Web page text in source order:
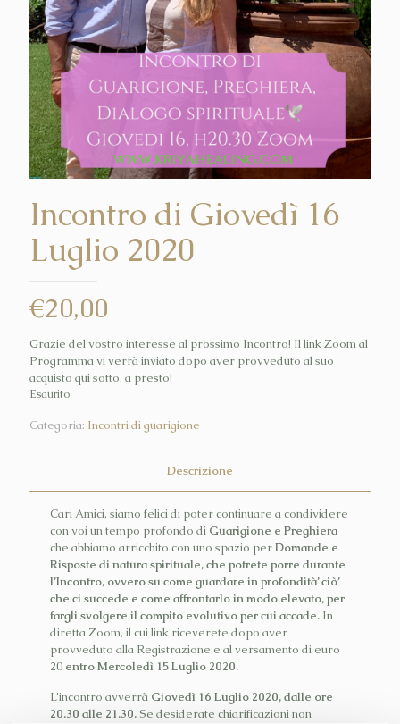
Incontro di Giovedì 16
Luglio 2020
€20,00
Grazie del vostro interesse al prossimo Incontro! Il link Zoom al
Programma vi verrà inviato dopo aver provveduto al suo
acquisto qui sotto, a presto!
Esaurito
Categoria: Incontri di guarigione
Descrizione
Cari Amici, siamo felici di poter continuare a condividere
con voi un tempo profondo di Guarigione e Preghiera
che abbiamo arricchito con uno spazio perDomande e
Risposte di natura spirituale, che potrete porre durante
l’Incontro, ovvero su come guardare in profondità’ ciò’
che ci succede e come affrontarlo in modo elevato, per
fargli svolgere il compito evolutivo per cui accade. In
diretta Zoom, il cui link riceverete dopo aver
provveduto alla Registrazione e al versamento di euro
20 entro Mercoledì 15 Luglio 2020.
L’incontro avverrà Giovedì 16 Luglio 2020, dalle ore
20.30 alle 21.30. Se desiderate chiarificazioni non